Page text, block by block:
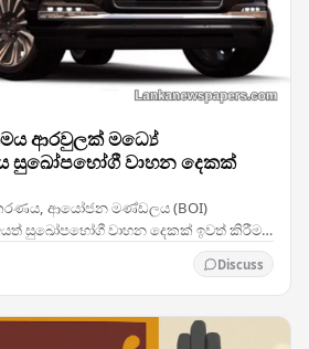
ආරවුලක් මධ්‍යේ
සුඛෝපභෝගී වාහන දෙකක්
ආයෝජන මණ්ඩලය (BOI)
සුඛෝපභෝගී වාහන දෙකක් ඉවත් කිරීම,
වැළැක්වීමට මැදිහත් වී ඇති…
Discuss